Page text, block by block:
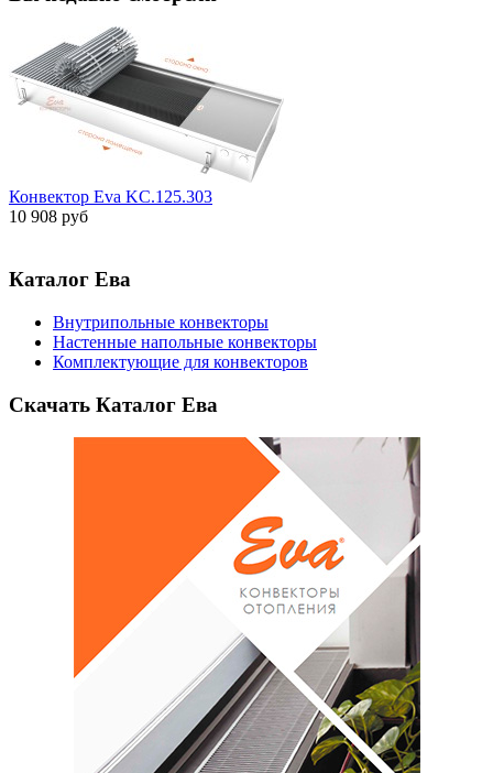
Конвектор Eva KC.125.303
10 908 руб
Каталог Ева
Внутрипольные конвекторы
Настенные напольные конвекторы
Комплектующие для конвекторов
Скачать Каталог Ева